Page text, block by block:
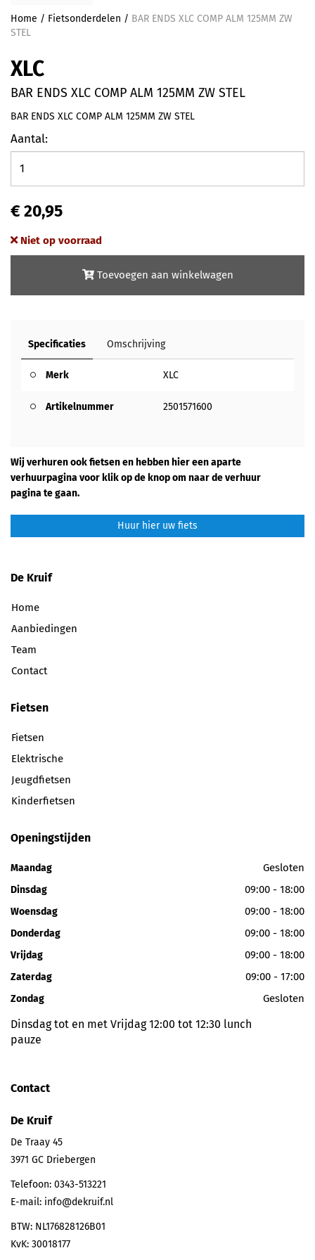
Home / Fietsonderdelen / BAR ENDS XLC COMP ALM 125MM ZW
STEL
XLC
BAR ENDS XLC COMP ALM 125MM ZW STEL
BAR ENDS XLC COMP ALM 125MM ZW STEL
Aantal:
€ 20,95
Niet op voorraad
Toevoegen aan winkelwagen
Specificaties Omschrijving
Merk XLC
Artikelnummer 2501571600
Wij verhuren ook fietsen en hebben hier een aparte
verhuurpagina voor klik op de knop om naar de verhuur
pagina te gaan.
Huur hier uw fiets
De Kruif
Home
Aanbiedingen
Team
Contact
Fietsen
Fietsen
Elektrische
Jeugdfietsen
Kinderfietsen
Openingstijden
Maandag Gesloten
Dinsdag 09:00 - 18:00
Woensdag 09:00 - 18:00
Donderdag 09:00 - 18:00
Vrijdag 09:00 - 18:00
Zaterdag 09:00 - 17:00
Zondag Gesloten
Dinsdag tot en met Vrijdag 12:00 tot 12:30 lunch
pauze
Contact
De Kruif
De Traay 45
3971 GC Driebergen
Telefoon: 0343-513221
E-mail: info@dekruif.nl
BTW: NL176828126B01
KvK: 30018177